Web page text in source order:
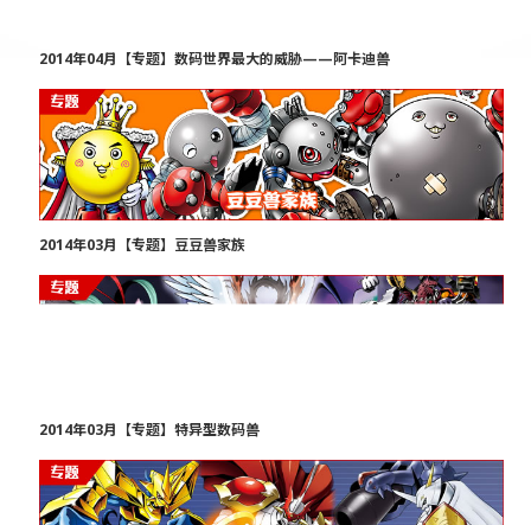
2014年04月【专题】数码世界最大的威胁——阿卡迪兽
2014年03月【专题】豆豆兽家族
2014年03月【专题】特异型数码兽